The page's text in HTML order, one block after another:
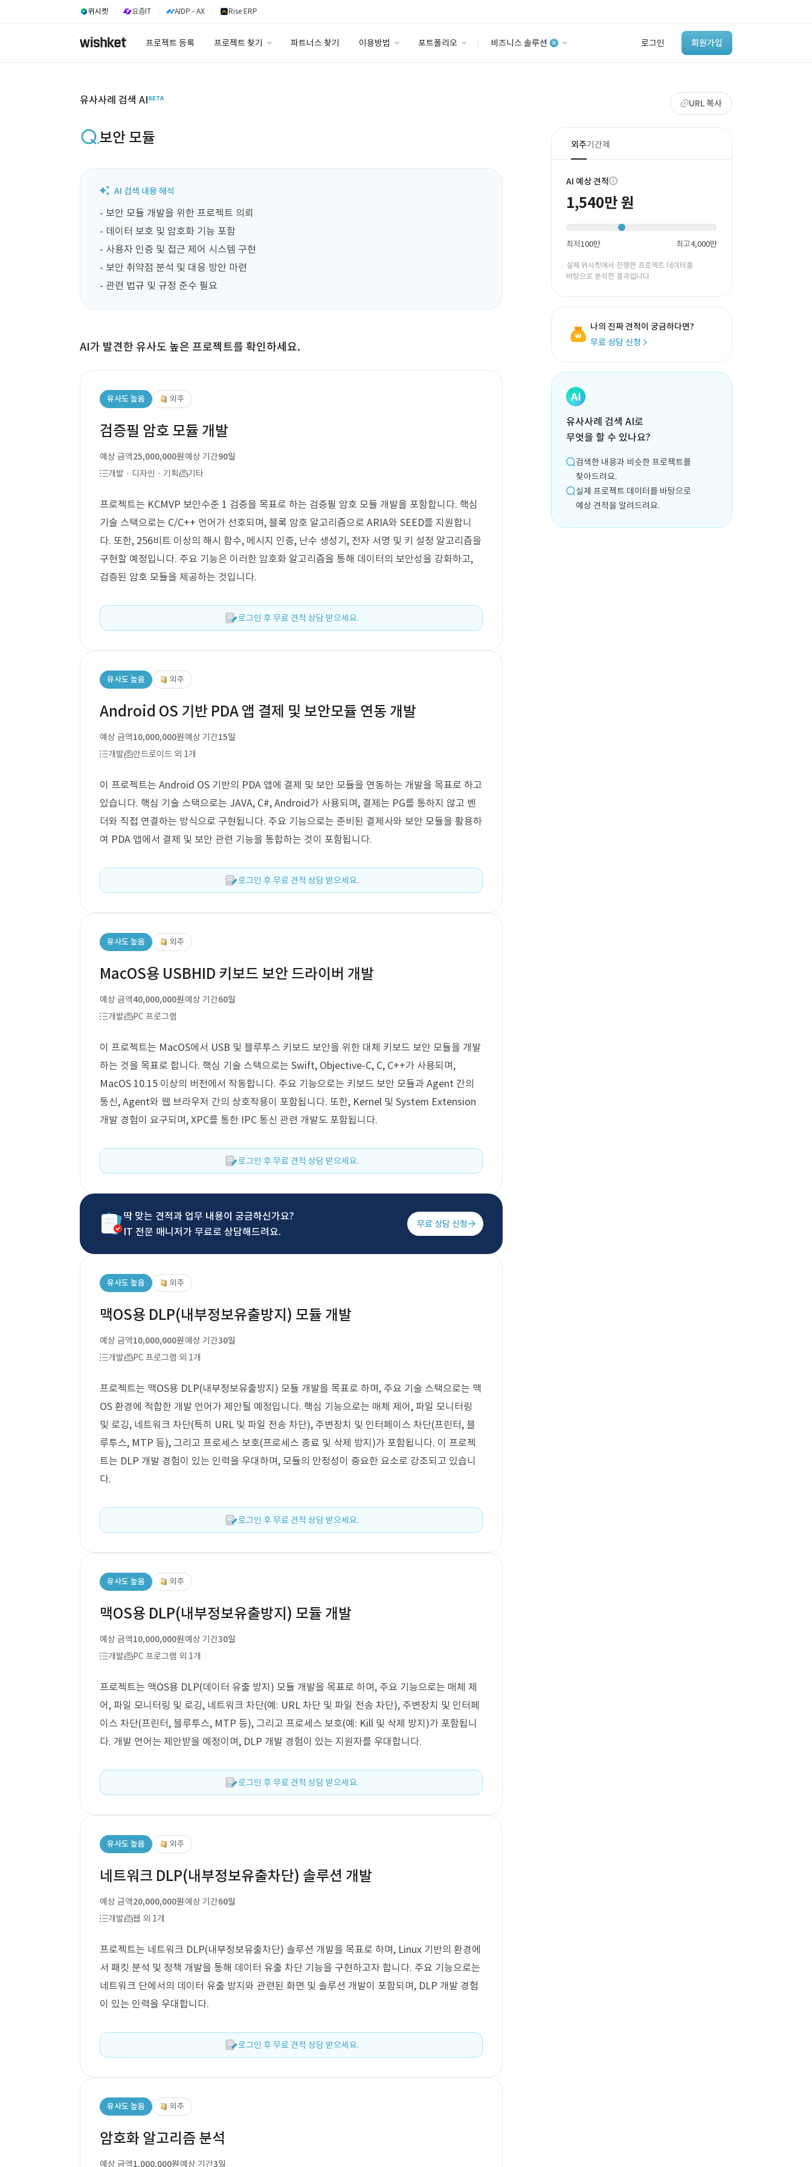
위시켓 요즘IT AIDP - AX Rise ERP
프로젝트 등록 프로젝트 찾기 파트너스 찾기 이용방법 포트폴리오 비즈니스 솔루션 로그인 회원가입
‘이런 거’ 만들어본
개발 회사 있어?
바로가기
유사사례 검색 AI URL 복사
보안 모듈
- 보안 모듈 개발을 위한 프로젝트 의뢰
- 데이터 보호 및 암호화 기능 포함
- 사용자 인증 및 접근 제어 시스템 구현
- 보안 취약점 분석 및 대응 방안 마련
- 관련 법규 및 규정 준수 필요
AI가 발견한 유사도 높은 프로젝트를 확인하세요.
유사도 높음 외주
검증필 암호 모듈 개발
예상 금액25,000,000원예상 기간90일
개발 · 디자인 · 기획
기타
프로젝트는 KCMVP 보안수준 1 검증을 목표로 하는 검증필 암호 모듈 개발을 포함합니다. 핵심
기술 스택으로는 C/C++ 언어가 선호되며, 블록 암호 알고리즘으로 ARIA와 SEED를 지원합니
다. 또한, 256비트 이상의 해시 함수, 메시지 인증, 난수 생성기, 전자 서명 및 키 설정 알고리즘을
구현할 예정입니다. 주요 기능은 이러한 암호화 알고리즘을 통해 데이터의 보안성을 강화하고,
검증된 암호 모듈을 제공하는 것입니다.
로그인 후 무료 견적 상담 받으세요.
유사도 높음 외주
Android OS 기반 PDA 앱 결제 및 보안모듈 연동 개발
예상 금액10,000,000원예상 기간15일
개발
안드로이드 외 1개
이 프로젝트는 Android OS 기반의 PDA 앱에 결제 및 보안 모듈을 연동하는 개발을 목표로 하고
있습니다. 핵심 기술 스택으로는 JAVA, C#, Android가 사용되며, 결제는 PG를 통하지 않고 벤
더와 직접 연결하는 방식으로 구현됩니다. 주요 기능으로는 준비된 결제사와 보안 모듈을 활용하
여 PDA 앱에서 결제 및 보안 관련 기능을 통합하는 것이 포함됩니다.
로그인 후 무료 견적 상담 받으세요.
유사도 높음 외주
MacOS용 USBHID 키보드 보안 드라이버 개발
예상 금액40,000,000원예상 기간60일
개발
PC 프로그램
이 프로젝트는 MacOS에서 USB 및 블루투스 키보드 보안을 위한 대체 키보드 보안 모듈을 개발
하는 것을 목표로 합니다. 핵심 기술 스택으로는 Swift, Objective-C, C, C++가 사용되며,
MacOS 10.15 이상의 버전에서 작동합니다. 주요 기능으로는 키보드 보안 모듈과 Agent 간의
통신, Agent와 웹 브라우저 간의 상호작용이 포함됩니다. 또한, Kernel 및 System Extension
개발 경험이 요구되며, XPC를 통한 IPC 통신 관련 개발도 포함됩니다.
로그인 후 무료 견적 상담 받으세요.
딱 맞는 견적과 업무 내용이 궁금하신가요?
IT 전문 매니저가 무료로 상담해드려요.
무료 상담 신청
유사도 높음 외주
맥OS용 DLP(내부정보유출방지) 모듈 개발
예상 금액10,000,000원예상 기간30일
개발
PC 프로그램 외 1개
프로젝트는 맥OS용 DLP(내부정보유출방지) 모듈 개발을 목표로 하며, 주요 기술 스택으로는 맥
OS 환경에 적합한 개발 언어가 제안될 예정입니다. 핵심 기능으로는 매체 제어, 파일 모니터링
및 로깅, 네트워크 차단(특히 URL 및 파일 전송 차단), 주변장치 및 인터페이스 차단(프린터, 블
루투스, MTP 등), 그리고 프로세스 보호(프로세스 종료 및 삭제 방지)가 포함됩니다. 이 프로젝
트는 DLP 개발 경험이 있는 인력을 우대하며, 모듈의 안정성이 중요한 요소로 강조되고 있습니
다.
로그인 후 무료 견적 상담 받으세요.
유사도 높음 외주
맥OS용 DLP(내부정보유출방지) 모듈 개발
예상 금액10,000,000원예상 기간30일
개발
PC 프로그램 외 1개
프로젝트는 맥OS용 DLP(데이터 유출 방지) 모듈 개발을 목표로 하며, 주요 기능으로는 매체 제
어, 파일 모니터링 및 로깅, 네트워크 차단(예: URL 차단 및 파일 전송 차단), 주변장치 및 인터페
이스 차단(프린터, 블루투스, MTP 등), 그리고 프로세스 보호(예: Kill 및 삭제 방지)가 포함됩니
다. 개발 언어는 제안받을 예정이며, DLP 개발 경험이 있는 지원자를 우대합니다.
로그인 후 무료 견적 상담 받으세요.
유사도 높음 외주
네트워크 DLP(내부정보유출차단) 솔루션 개발
예상 금액20,000,000원예상 기간60일
개발
웹 외 1개
프로젝트는 네트워크 DLP(내부정보유출차단) 솔루션 개발을 목표로 하며, Linux 기반의 환경에
서 패킷 분석 및 정책 개발을 통해 데이터 유출 차단 기능을 구현하고자 합니다. 주요 기능으로는
네트워크 단에서의 데이터 유출 방지와 관련된 화면 및 솔루션 개발이 포함되며, DLP 개발 경험
이 있는 인력을 우대합니다.
로그인 후 무료 견적 상담 받으세요.
유사도 높음 외주
암호화 알고리즘 분석
예상 금액1,000,000원예상 기간3일
외주기간제
AI 예상 견적
1,540만 원
최저100만 최고4,000만
실제 위시켓에서 진행한 프로젝트 데이터를
바탕으로 분석한 결과입니다.
나의 진짜 견적이 궁금하다면?
무료 상담 신청
유사사례 검색 AI로
무엇을 할 수 있나요?
검색한 내용과 비슷한 프로젝트를
찾아드려요.
실제 프로젝트 데이터를 바탕으로
예상 견적을 알려드려요.